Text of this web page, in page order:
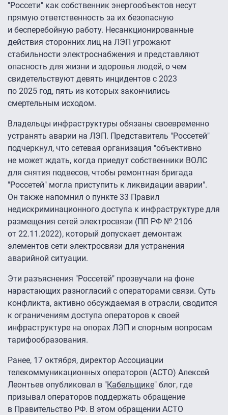
"Россети" как собственник энергообъектов несут
прямую ответственность за их безопасную
и бесперебойную работу. Несанкционированные
действия сторонних лиц на ЛЭП угрожают
стабильности электроснабжения и представляют
опасность для жизни и здоровья людей, о чем
свидетельствуют девять инцидентов с 2023
по 2025 год, пять из которых закончились
смертельным исходом.
Владельцы инфраструктуры обязаны своевременно
устранять аварии на ЛЭП. Представитель "Россетей"
подчеркнул, что сетевая организация "объективно
не может ждать, когда приедут собственники ВОЛС
для снятия подвесов, чтобы ремонтная бригада
"Россетей" могла приступить к ликвидации аварии".
Он также напомнил о пункте 33 Правил
недискриминационного доступа к инфраструктуре для
размещения сетей электросвязи (ПП РФ № 2106
от 22.11.2022), который допускает демонтаж
элементов сети электросвязи для устранения
аварийной ситуации.
Эти разъяснения "Россетей" прозвучали на фоне
нарастающих разногласий с операторами связи. Суть
конфликта, активно обсуждаемая в отрасли, сводится
к ограничениям доступа операторов к своей
инфраструктуре на опорах ЛЭП и спорным вопросам
тарифообразования.
Ранее, 17 октября, директор Ассоциации
телекоммуникационных операторов (АСТО) Алексей
Леонтьев опубликовал в "Кабельщике" блог, где
призывал операторов поддержать обращение
в Правительство РФ. В этом обращении АСТО